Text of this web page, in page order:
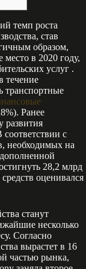
темп роста
став
образом,
место в 2020 году,
услуг .
течение
транспортные
Ранее
развития
с
необходимых на
28,2 млрд
оценивался
станут
несколько
Согласно
вырастет в 16
частью рынка,